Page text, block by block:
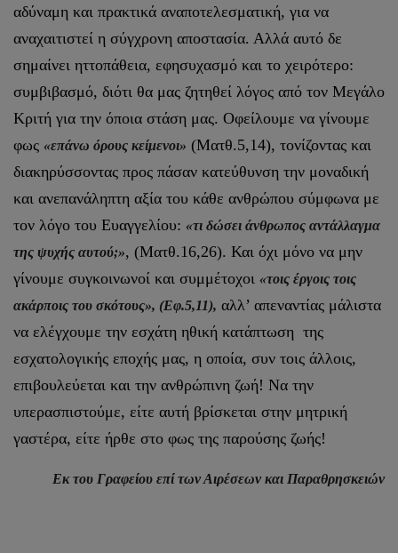
αδύναμη και πρακτικά αναποτελεσματική, για να
αναχαιτιστεί η σύγχρονη αποστασία. Αλλά αυτό δε
σημαίνει ηττοπάθεια, εφησυχασμό και το χειρότερο:
συμβιβασμό, διότι θα μας ζητηθεί λόγος από τον Μεγάλο
Κριτή για την όποια στάση μας. Οφείλουμε να γίνουμε
φως «επάνω όρους κείμενοι» (Ματθ.5,14), τονίζοντας και
διακηρύσσοντας προς πάσαν κατεύθυνση την μοναδική
και ανεπανάληπτη αξία του κάθε ανθρώπου σύμφωνα με
τον λόγο του Ευαγγελίου: «τι δώσει άνθρωπος αντάλλαγμα
της ψυχής αυτού;», (Ματθ.16,26). Και όχι μόνο να μην
γίνουμε συγκοινωνοί και συμμέτοχοι «τοις έργοις τοις
ακάρποις του σκότους», (Εφ.5,11), αλλ’ απεναντίας μάλιστα
να ελέγχουμε την εσχάτη ηθική κατάπτωση της
εσχατολογικής εποχής μας, η οποία, συν τοις άλλοις,
επιβουλεύεται και την ανθρώπινη ζωή! Να την
υπερασπιστούμε, είτε αυτή βρίσκεται στην μητρική
γαστέρα, είτε ήρθε στο φως της παρούσης ζωής!
Εκ του Γραφείου επί των Αιρέσεων και Παραθρησκειών